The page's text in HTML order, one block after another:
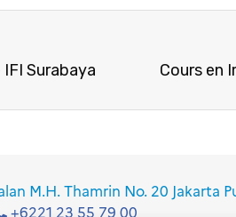
Surabaya Cours en
M.H. Thamrin No. 20 Jakarta
+6221 23 55 79 00